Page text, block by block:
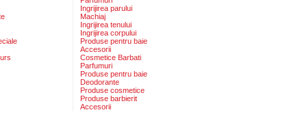
Ingrijirea parului
Machiaj
Ingrijirea tenului
Ingrijirea corpului
Produse pentru baie
Accesorii
Cosmetice Barbati
Parfumuri
Produse pentru baie
Deodorante
Produse cosmetice
Produse barbierit
Accesorii